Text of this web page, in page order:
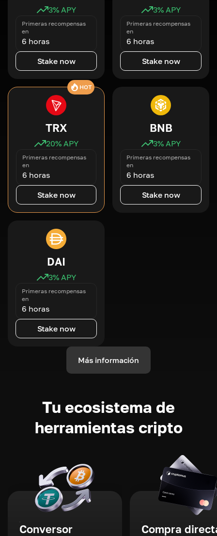
3% APY
Primeras recompensas
en
6 horas
Stake now
3% APY
Primeras recompensas
en
6 horas
Stake now
HOT
TRX
20% APY
Primeras recompensas
en
6 horas
Stake now
BNB
3% APY
Primeras recompensas
en
6 horas
Stake now
DAI
3% APY
Primeras recompensas
en
6 horas
Stake now
Más información
Tu ecosistema de
herramientas cripto
Conversor Compra